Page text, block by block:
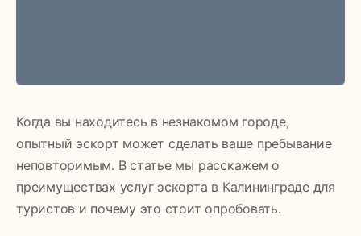
Когда вы находитесь в незнакомом городе,
опытный эскорт может сделать ваше пребывание
неповторимым. В статье мы расскажем о
преимуществах услуг эскорта в Калининграде для
туристов и почему это стоит опробовать.